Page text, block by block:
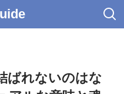
ばれないのはな